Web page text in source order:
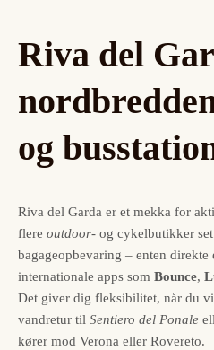
Riva del
og
Riva del Garda er et mekka for
flere outdoor- og cykelbutikker
bagageopbevaring – enten direkte
internationale apps som Bounce,
Det giver dig fleksibilitet, når du
vandretur til Sentiero del Ponale
kører mod Verona eller Rovereto.